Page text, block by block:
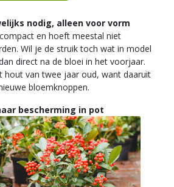
nodig, alleen voor vorm
en hoeft meestal niet
Wil je de struik toch wat in model
direct na de bloei in het voorjaar.
hout van twee jaar oud, want daaruit
bloemknoppen.
bescherming in pot